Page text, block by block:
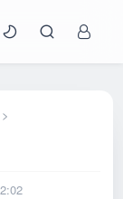
>